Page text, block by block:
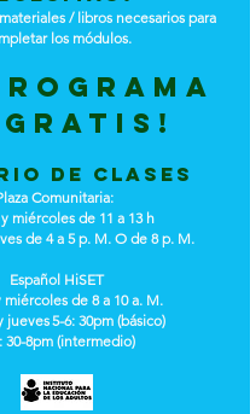
/ libros necesarios para
los módulos.
de clases
Comunitaria:
miércoles de 11 a 13 h
de 4 a 5 p. M. O de 8 p. M.
Español HiSET
miércoles de 8 a 10 a. M.
jueves5-6: 30pm (básico)
30-8pm (intermedio)